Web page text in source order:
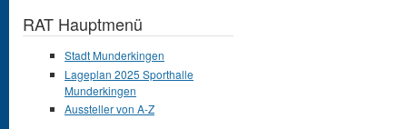
RAT Hauptmenü
Stadt Munderkingen
Lageplan 2025 Sporthalle
Munderkingen
Aussteller von A-Z